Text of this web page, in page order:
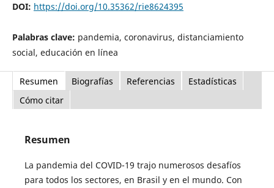
DOI: https://doi.org/10.35362/rie8624395
Palabras clave: pandemia, coronavirus, distanciamiento
social, educación en línea
Resumen Biografías Referencias
Estadísticas
Cómo citar
Resumen
La pandemia del COVID-19 trajo numerosos desafíos
para todos los sectores, en Brasil y en el mundo. Con